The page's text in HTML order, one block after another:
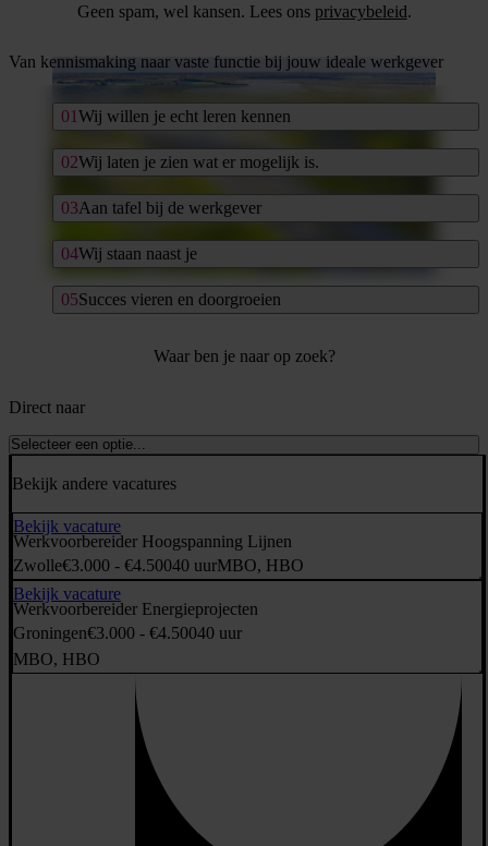
Geen spam, wel kansen. Lees ons privacybeleid.
Van kennismaking naar vaste functie bij jouw ideale werkgever
Wij willen je echt leren kennen
Wij laten je zien wat er mogelijk is.
Aan tafel bij de werkgever
Wij staan naast je
Succes vieren en doorgroeien
Waar ben je naar op zoek?
Direct naar
Selecteer een optie...
Bekijk andere vacatures
Werkvoorbereider Hoogspanning Lijnen
Zwolle€3.000 - €4.50040 uurMBO, HBO
Bekijk vacature
Werkvoorbereider Energieprojecten
Groningen€3.000 - €4.50040 uur
MBO, HBO
Bekijk vacature